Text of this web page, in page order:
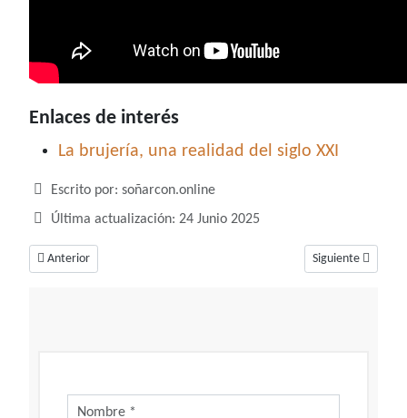
Enlaces de interés
La brujería, una realidad del siglo XXI
Detalles
Escrito por: soñarcon.online
Última actualización: 24 Junio 2025
Artículo anterior: Soñar con barriga, un sueño que dice mucho acerca
Anterior Artículo siguiente:
Siguiente